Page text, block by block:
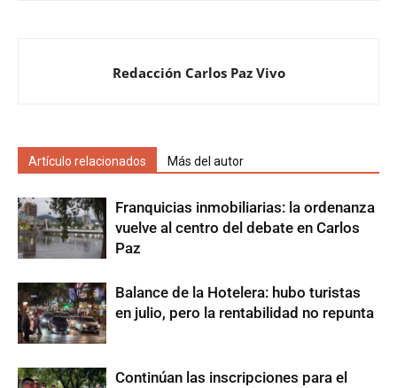
Redacción Carlos Paz Vivo
Artículo relacionados Más del autor
Franquicias inmobiliarias: la ordenanza
vuelve al centro del debate en Carlos
Paz
Balance de la Hotelera: hubo turistas
en julio, pero la rentabilidad no repunta
Continúan las inscripciones para el